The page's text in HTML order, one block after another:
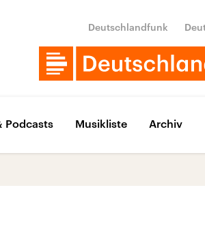
Deutschlandfunk
Podcasts Musikliste Archiv